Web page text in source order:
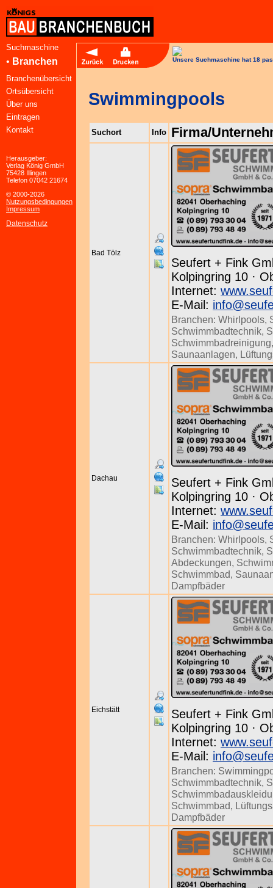
Suchmaschine
• Branchen
Branchenübersicht
Ortsübersicht
Über uns
Eintragen
Kontakt
Herausgeber:
Verlag König GmbH
75428 Illingen
Telefon 07042 21674
© 2000-2026
Nutzungsbedingungen
Impressum
Datenschutz
Unsere Suchmaschine hat 18
Swimmingpools
Suchort Info Firma/
Bad Tölz
Seufert + Fink
Kolpingring 10 ·
Internet:
E-Mail:
Branchen: Whirlpools,
Schwimmbadtechnik,
Schwimmbadreinigung
Saunaanlagen,
Dachau
Seufert + Fink
Kolpingring 10 ·
Internet:
E-Mail:
Branchen: Whirlpools,
Schwimmbadtechnik,
Abdeckungen,
Schwimmbad,
Dampfbäder
Eichstätt
Seufert + Fink
Kolpingring 10 ·
Internet:
E-Mail:
Branchen:
Schwimmbadtechnik,
Schwimmbad,
Dampfbäder